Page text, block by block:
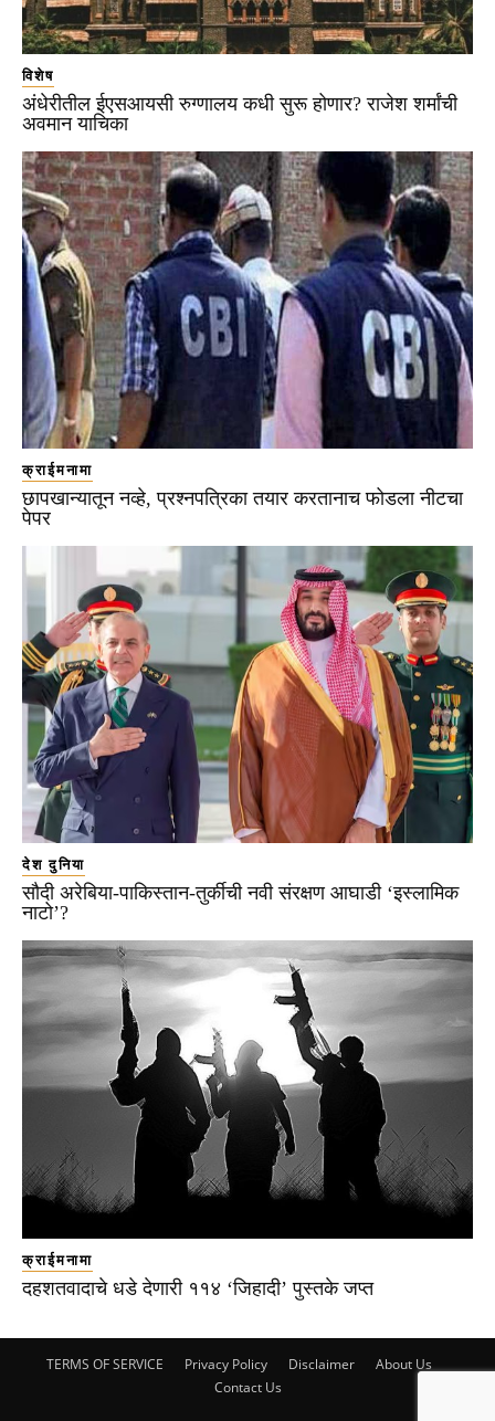
विशेष
अंधेरीतील ईएसआयसी रुग्णालय कधी सुरू होणार? राजेश शर्मांची
अवमान याचिका
क्राईमनामा
छापखान्यातून नव्हे, प्रश्नपत्रिका तयार करतानाच फोडला नीटचा
पेपर
देश दुनिया
सौदी अरेबिया-पाकिस्तान-तुर्कीची नवी संरक्षण आघाडी ‘इस्लामिक
नाटो’?
क्राईमनामा
दहशतवादाचे धडे देणारी ११४ ‘जिहादी’ पुस्तके जप्त
TERMS OF SERVICE Privacy Policy Disclaimer
About Us
Contact Us